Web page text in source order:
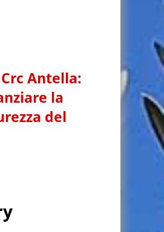
Antella:
la
del